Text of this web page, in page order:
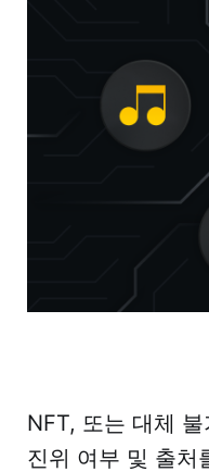
NFT, 또는 대체
진위 여부 및 출처